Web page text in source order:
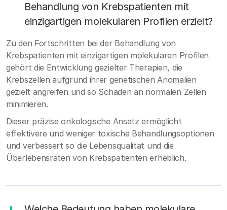
Behandlung von Krebspatienten mit
einzigartigen molekularen Profilen erzielt?
Zu den Fortschritten bei der Behandlung von
Krebspatienten mit einzigartigen molekularen Profilen
gehört die Entwicklung gezielter Therapien, die
Krebszellen aufgrund ihrer genetischen Anomalien
gezielt angreifen und so Schäden an normalen Zellen
minimieren.
Dieser präzise onkologische Ansatz ermöglicht
effektivere und weniger toxische Behandlungsoptionen
und verbessert so die Lebensqualität und die
Überlebensraten von Krebspatienten erheblich.